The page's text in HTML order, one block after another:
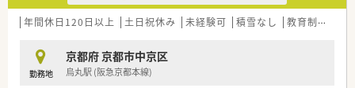
年間休日120日以上 土日祝休み 未経験可 積雪なし 教育制度あり
勤務地
京都府 京都市中京区
烏丸駅 (阪急京都本線)